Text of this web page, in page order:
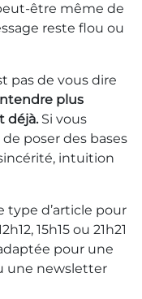
être même de
reste flou ou
pas de vous dire
plus
déjà.Si vous
poser des bases
intuition
type d’article pour
15h15 ou 21h21
pour une
une newsletter